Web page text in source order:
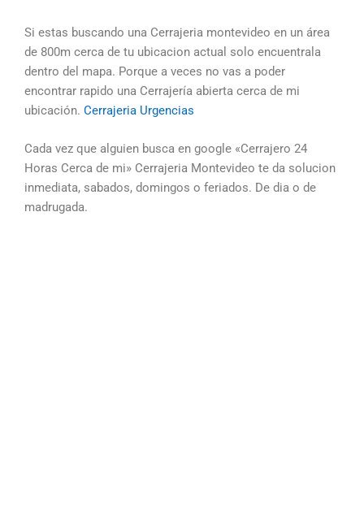
Si estas buscando una Cerrajeria montevideo en un área
de 800m cerca de tu ubicacion actual solo encuentrala
dentro del mapa. Porque a veces no vas a poder
encontrar rapido una Cerrajería abierta cerca de mi
ubicación. Cerrajeria Urgencias
Cada vez que alguien busca en google «Cerrajero 24
Horas Cerca de mi» Cerrajeria Montevideo te da solucion
inmediata, sabados, domingos o feriados. De dia o de
madrugada.